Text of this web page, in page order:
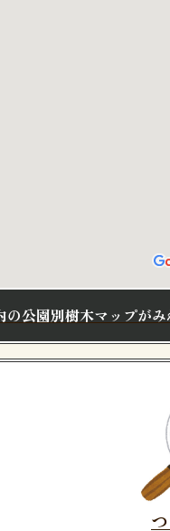
の公園別樹木マップがみ